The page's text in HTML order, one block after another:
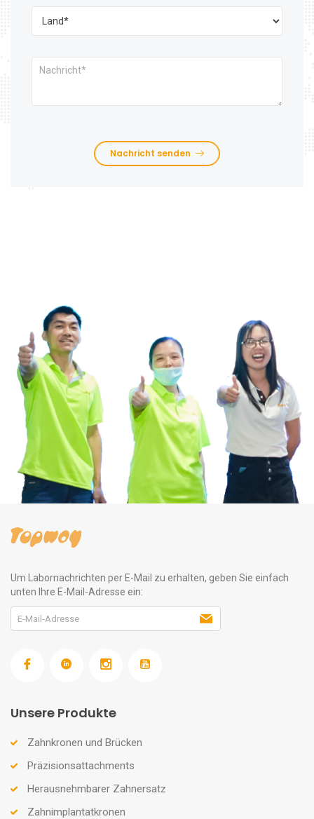
Nachricht senden
Um Labornachrichten per E-Mail zu erhalten, geben Sie einfach
unten Ihre E-Mail-Adresse ein:
Unsere Produkte
Zahnkronen und Brücken
Präzisionsattachments
Herausnehmbarer Zahnersatz
Zahnimplantatkronen